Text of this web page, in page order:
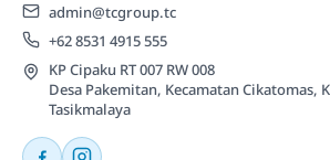
admin@tcgroup.tc
+62 8531 4915 555
KP Cipaku RT 007 RW 008
Desa Pakemitan, Kecamatan Cikatomas,
Tasikmalaya